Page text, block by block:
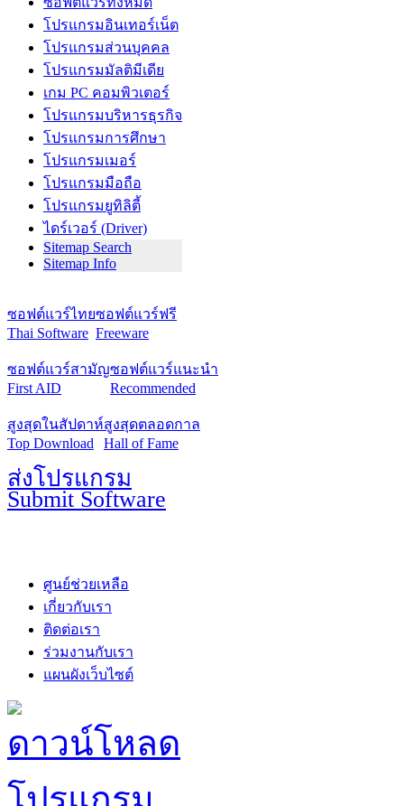
โปรแกรมอินเทอร์เน็ต
โปรแกรมส่วนบุคคล
โปรแกรมมัลติมีเดีย
เกม PC คอมพิวเตอร์
โปรแกรมบริหารธุรกิจ
โปรแกรมการศึกษา
โปรแกรมเมอร์
โปรแกรมมือถือ
โปรแกรมยูทิลิตี้
ไดร์เวอร์ (Driver)
Sitemap Search
Sitemap Info
ซอฟต์แวร์ไทย
Thai Software
ซอฟต์แวร์ฟรี
Freeware
ซอฟต์แวร์สามัญ
First AID
ซอฟต์แวร์แนะนำ
Recommended
สูงสุดในสัปดาห์
Top Download
สูงสุดตลอดกาล
Hall of Fame
ส่งโปรแกรม
Submit Software
ศูนย์ช่วยเหลือ
เกี่ยวกับเรา
ติดต่อเรา
ร่วมงานกับเรา
แผนผังเว็บไซต์